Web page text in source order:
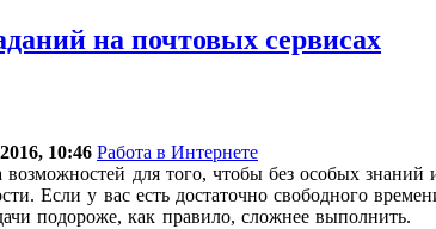
на почтовых сервисах
10:46 Работа в Интернете
возможностей для того, чтобы без особых
Если у вас есть достаточно свободного
подороже, как правило, сложнее выполнить.